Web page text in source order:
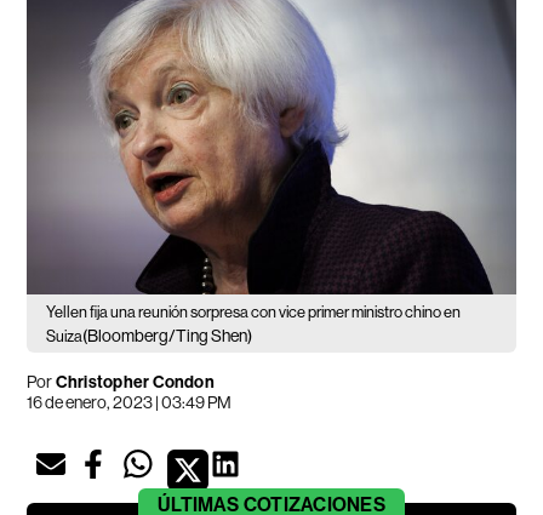
Yellen fija una reunión sorpresa con vice primer ministro chino en
Suiza(Bloomberg/Ting Shen)
PorChristopher Condon
16 de enero, 2023 | 03:49 PM
ÚLTIMAS COTIZACIONES